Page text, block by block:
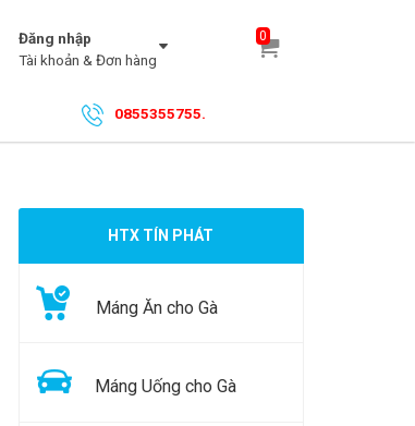
Đăng nhập
Tài khoản & Đơn hàng
0
0855355755.
HTX TÍN PHÁT
Máng Ăn cho Gà
Máng Uống cho Gà